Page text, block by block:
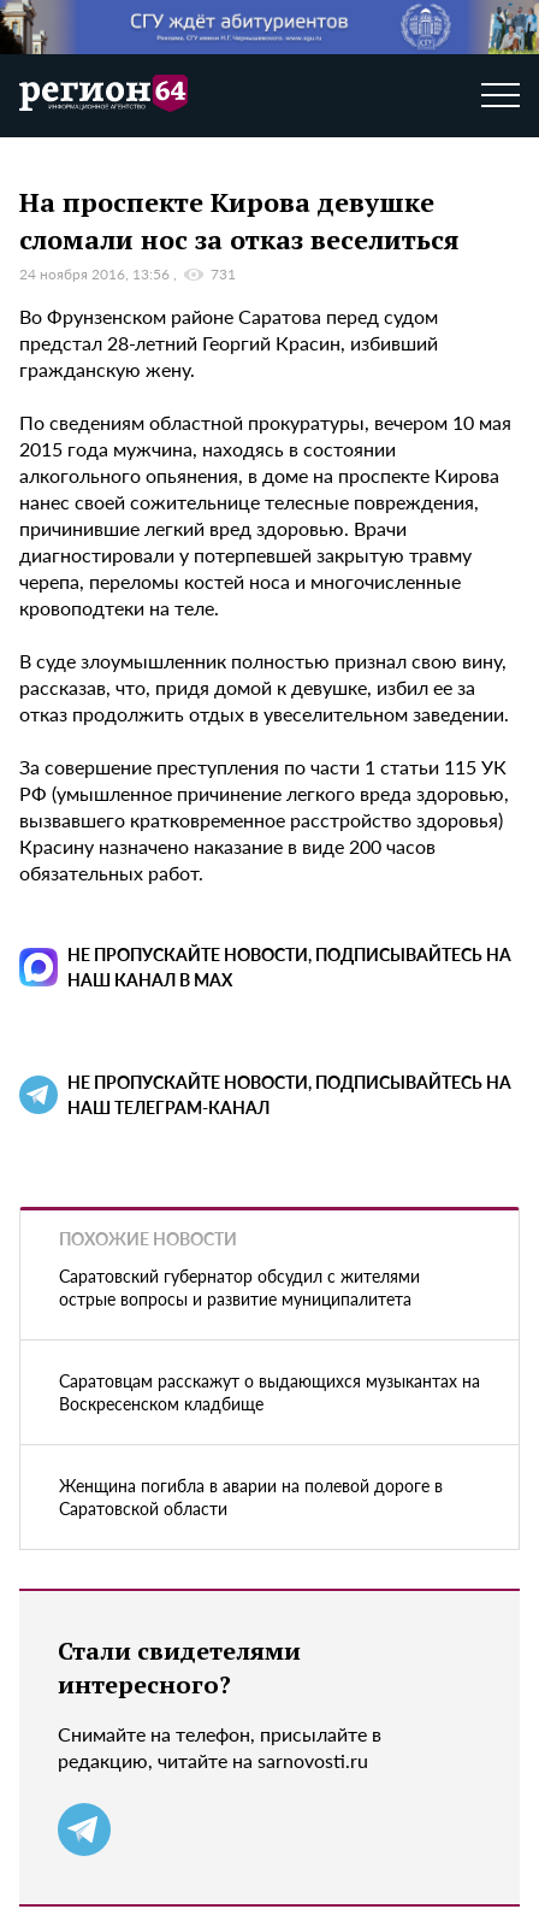
На проспекте Кирова девушке
сломали нос за отказ веселиться
24 ноября 2016, 13:56 731
Во Фрунзенском районе Саратова перед судом
предстал 28-летний Георгий Красин, избивший
гражданскую жену.
По сведениям областной прокуратуры, вечером 10 мая
2015 года мужчина, находясь в состоянии
алкогольного опьянения, в доме на проспекте Кирова
нанес своей сожительнице телесные повреждения,
причинившие легкий вред здоровью. Врачи
диагностировали у потерпевшей закрытую травму
черепа, переломы костей носа и многочисленные
кровоподтеки на теле.
В суде злоумышленник полностью признал свою вину,
рассказав, что, придя домой к девушке, избил ее за
отказ продолжить отдых в увеселительном заведении.
За совершение преступления по части 1 статьи 115 УК
РФ (умышленное причинение легкого вреда здоровью,
вызвавшего кратковременное расстройство здоровья)
Красину назначено наказание в виде 200 часов
обязательных работ.
НЕ ПРОПУСКАЙТЕ НОВОСТИ, ПОДПИСЫВАЙТЕСЬ НА
НАШ КАНАЛ В MAX
НЕ ПРОПУСКАЙТЕ НОВОСТИ, ПОДПИСЫВАЙТЕСЬ НА
НАШ ТЕЛЕГРАМ-КАНАЛ
ПОХОЖИЕ НОВОСТИ
Саратовский губернатор обсудил с жителями
острые вопросы и развитие муниципалитета
Саратовцам расскажут о выдающихся музыкантах на
Воскресенском кладбище
Женщина погибла в аварии на полевой дороге в
Саратовской области
Стали свидетелями
интересного?
Снимайте на телефон, присылайте в
редакцию, читайте на sarnovosti.ru